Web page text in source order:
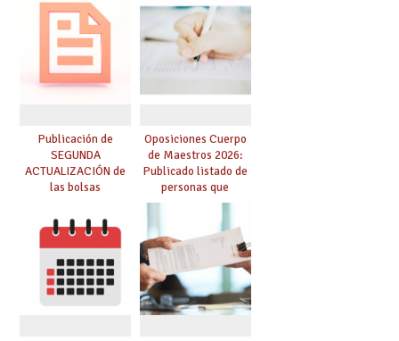
prácticas, se regulan
dichas prácticas y se
convoca acto público
de adjudicación
Publicación de
SEGUNDA
ACTUALIZACIÓN de
las bolsas
Cuerpo de Maestros
de especialidades
convocadas a
oposición
Oposiciones Cuerpo
de Maestros 2026:
Publicado listado de
personas que
adquieren nueva
especialidad